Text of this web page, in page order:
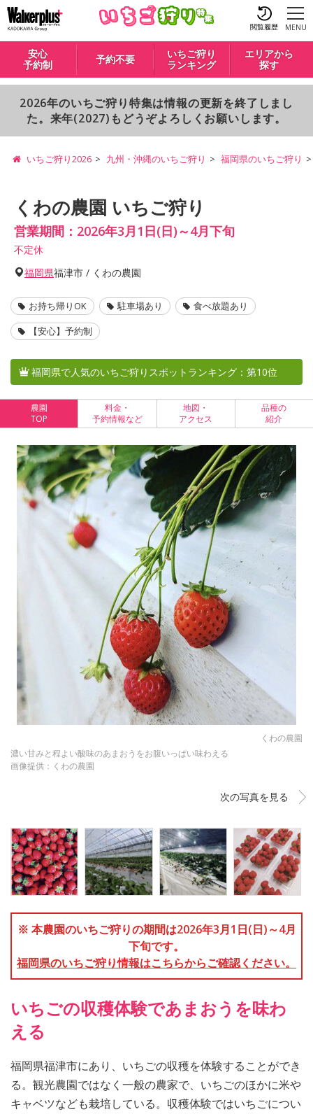
閲覧履歴 MENU
安心
予約制
予約不要
いちご狩り
ランキング
エリアから
探す
2026年のいちご狩り特集は情報の更新を終了しまし
た。来年(2027)もどうぞよろしくお願いします。
いちご狩り2026 九州・沖縄のいちご狩り 福岡県のいちご狩り
くわの農園 いちご狩り
営業期間：2026年3月1日(日)～4月下旬
不定休
福岡県福津市 / くわの農園
お持ち帰りOK 駐車場あり
食べ放題あり
【安心】予約制
福岡県で人気のいちご狩りスポットランキング：第10位
農園
TOP
料金・
予約情報など
地図・
アクセス
品種の
紹介
くわの農園
濃い甘みと程よい酸味のあまおうをお腹いっぱい味わえる
画像提供：くわの農園
次の写真を見る
※ 本農園のいちご狩りの期間は2026年3月1日(日)～4月
下旬です。
福岡県のいちご狩り情報はこちらからご確認ください。
いちごの収穫体験であまおうを味わ
える
福岡県福津市にあり、いちごの収穫を体験することができ
る。観光農園ではなく一般の農家で、いちごのほかに米や
キャベツなども栽培している。収穫体験ではいちごについ